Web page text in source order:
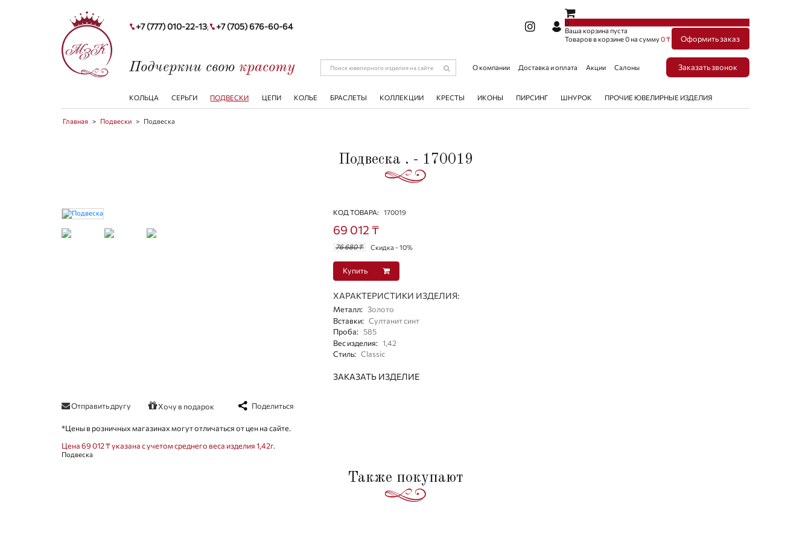
+7 (777) 010-22-13; +7 (705) 676-60-64
0
Ваша корзина пуста
Товаров в корзине0на сумму0 ₸ Оформить заказ
Подчеркни свою красоту О компании Доставка и оплата Акции Салоны Заказать звонок
КОЛЬЦА СЕРЬГИ ПОДВЕСКИ ЦЕПИ КОЛЬЕ БРАСЛЕТЫ КОЛЛЕКЦИИ КРЕСТЫ ИКОНЫ ПИРСИНГ ШНУРОК ПРОЧИЕ ЮВЕЛИРНЫЕ ИЗДЕЛИЯ
Главная > Подвески > Подвеска
Подвеска . - 170019
КОД ТОВАРА: 170019
69 012 ₸
76 680 ₸ Скидка - 10%
Купить
ХАРАКТЕРИСТИКИ ИЗДЕЛИЯ:
Металл: Золото
Вставки: Султанит синт
Проба: 585
Вес изделия: 1,42
Стиль: Classic
ЗАКАЗАТЬ ИЗДЕЛИЕ
Отправить другу Хочу в подарок Поделиться
*Цены в розничных магазинах могут отличаться от цен на сайте.
Цена 69 012 ₸ указана с учетом среднего веса изделия 1,42г.
Подвеска
Также покупают